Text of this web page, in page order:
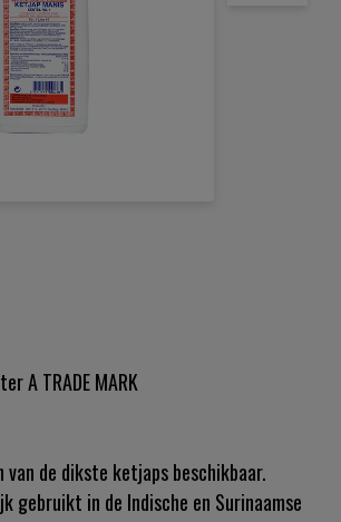
A TRADE MARK
van de dikste ketjaps beschikbaar.
gebruikt in de Indische en Surinaamse